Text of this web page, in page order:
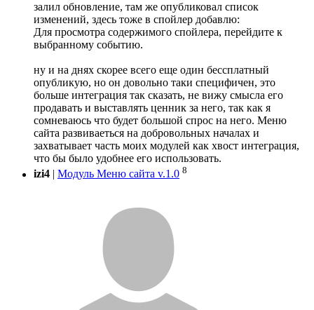
залил обновление, там же опубликовал список
изменений, здесь тоже в спойлер добавлю:
Для просмотра содержимого спойлера, перейдите к
выбранному событию.
ну и на днях скорее всего еще один бессплатный
опубликую, но он довольно таки специфичен, это
больше интеграция так сказать, не вижу смысла его
продавать и выставлять ценник за него, так как я
сомневаюсь что будет большой спрос на него. Меню
сайта развиваеться на добровольных началах и
захватывает часть моих модулей как хвост интеграция,
что бы было удобнее его использовать.
izi4
Модуль Меню сайта v.1.0 8